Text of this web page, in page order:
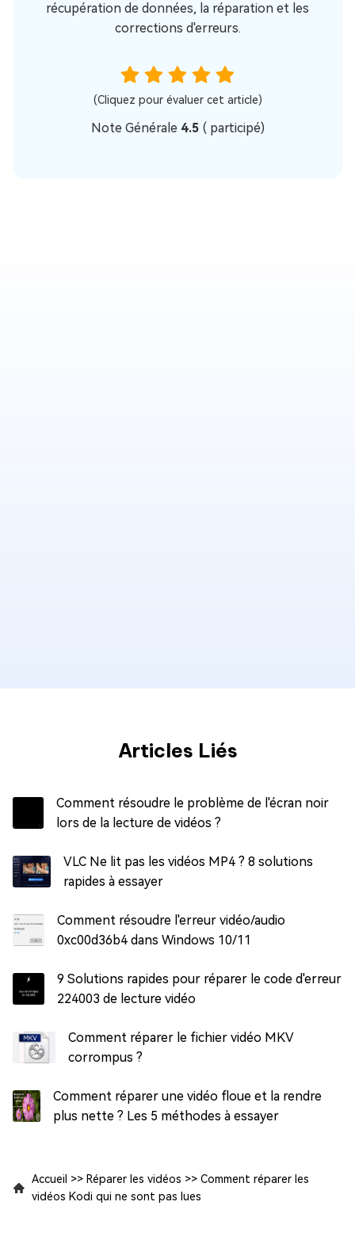
récupération de données, la réparation et les
corrections d'erreurs.
(Cliquez pour évaluer cet article)
Note Générale 4.5 (participé)
Articles Liés
Comment résoudre le problème de l'écran noir
lors de la lecture de vidéos ?
VLC Ne lit pas les vidéos MP4 ? 8 solutions
rapides à essayer
Comment résoudre l'erreur vidéo/audio
0xc00d36b4 dans Windows 10/11
9 Solutions rapides pour réparer le code d'erreur
224003 de lecture vidéo
Comment réparer le fichier vidéo MKV
corrompus ?
Comment réparer une vidéo floue et la rendre
plus nette ? Les 5 méthodes à essayer
Accueil >> Réparer les vidéos >> Comment réparer les
vidéos Kodi qui ne sont pas lues